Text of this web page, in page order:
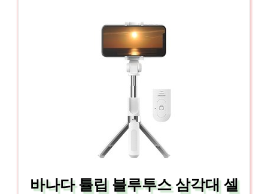
바나다 튤립 블루투스 삼각대 셀